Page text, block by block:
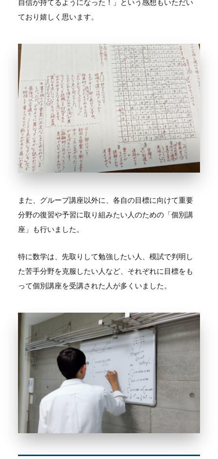
自信が持てるようになった！」という感想もいただい
ており嬉しく思います。
また、グループ講座以外に、各自の目標に向けて重要
分野の復習や予習に取り組みたい人のための「個別講
座」も行いました。
特に数学は、先取りして勉強したい人、模試で判明し
た苦手分野を克服したい人など、それぞれに目標をも
って個別講座を受講された人が多くいました。